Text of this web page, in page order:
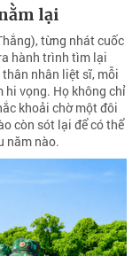
lại
từng nhát cuốc
hành trình tìm lại
nhân liệt sĩ, mỗi
hi vọng. Họ không chỉ
khoải chờ một đôi
còn sót lại để có thể
năm nào.